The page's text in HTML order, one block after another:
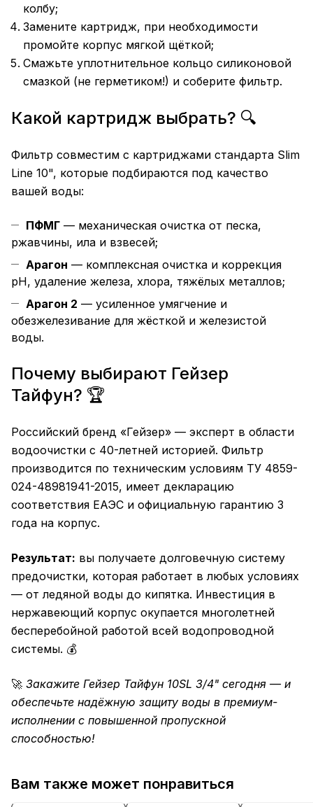
колбу;
Замените картридж, при необходимости
промойте корпус мягкой щёткой;
Смажьте уплотнительное кольцо силиконовой
смазкой (не герметиком!) и соберите фильтр.
Какой картридж выбрать? 🔍
Фильтр совместим с картриджами стандарта Slim
Line 10", которые подбираются под качество
вашей воды:
ПФМГ — механическая очистка от песка,
ржавчины, ила и взвесей;
Арагон — комплексная очистка и коррекция
pH, удаление железа, хлора, тяжёлых металлов;
Арагон 2 — усиленное умягчение и
обезжелезивание для жёсткой и железистой
воды.
Почему выбирают Гейзер
Тайфун? 🏆
Российский бренд «Гейзер» — эксперт в области
водоочистки с 40-летней историей. Фильтр
производится по техническим условиям ТУ 4859-
024-48981941-2015, имеет декларацию
соответствия ЕАЭС и официальную гарантию 3
года на корпус.
Результат: вы получаете долговечную систему
предочистки, которая работает в любых условиях
— от ледяной воды до кипятка. Инвестиция в
нержавеющий корпус окупается многолетней
бесперебойной работой всей водопроводной
системы. 💰
🚀 Закажите Гейзер Тайфун 10SL 3/4" сегодня — и
обеспечьте надёжную защиту воды в премиум-
исполнении с повышенной пропускной
способностью!
Вам также может понравиться